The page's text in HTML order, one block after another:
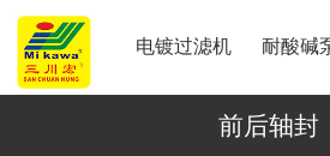
电镀过滤机 耐酸碱
前后轴封